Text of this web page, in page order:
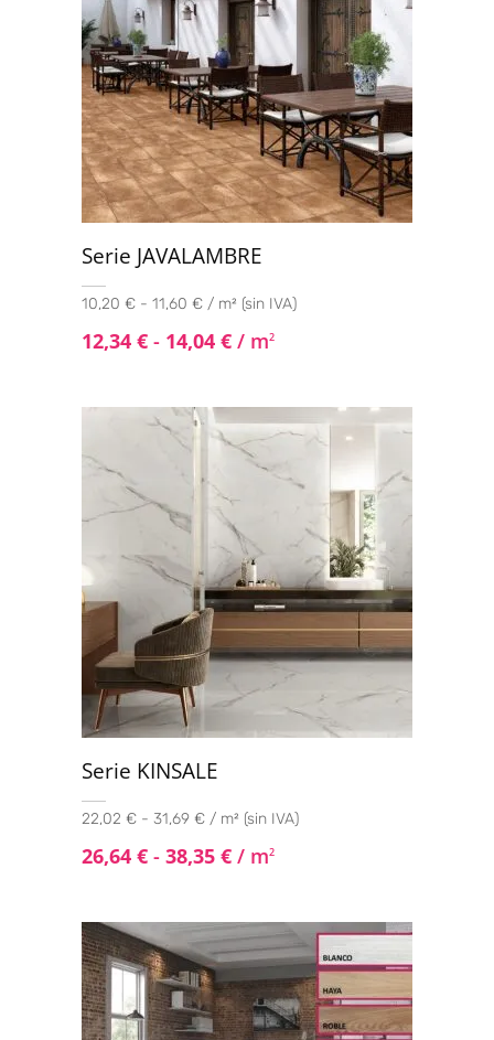
Serie JAVALAMBRE
10,20 € - 11,60 € / m² (sin IVA)
12,34 € - 14,04 € / m2
Serie KINSALE
22,02 € - 31,69 € / m² (sin IVA)
26,64 € - 38,35 € / m2